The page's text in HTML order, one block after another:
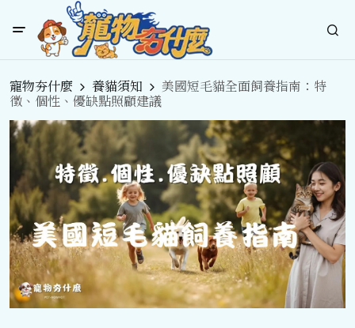
寵物夯什麼 養貓須知
美國短毛貓全面飼養指南：特
徵、個性、優缺點照顧建議